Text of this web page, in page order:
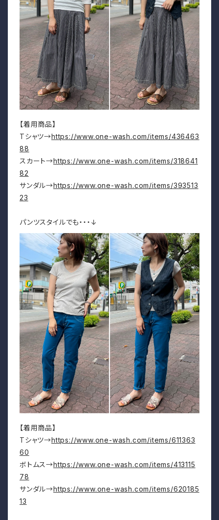
【着用商品】
Tシャツ→https://www.one-wash.com/items/436463
88
スカート→https://www.one-wash.com/items/318641
82
サンダル→https://www.one-wash.com/items/393513
23
パンツスタイルでも・・・↓
【着用商品】
Tシャツ→https://www.one-wash.com/items/611363
60
ボトムス→https://www.one-wash.com/items/413115
78
サンダル→https://www.one-wash.com/items/620185
13